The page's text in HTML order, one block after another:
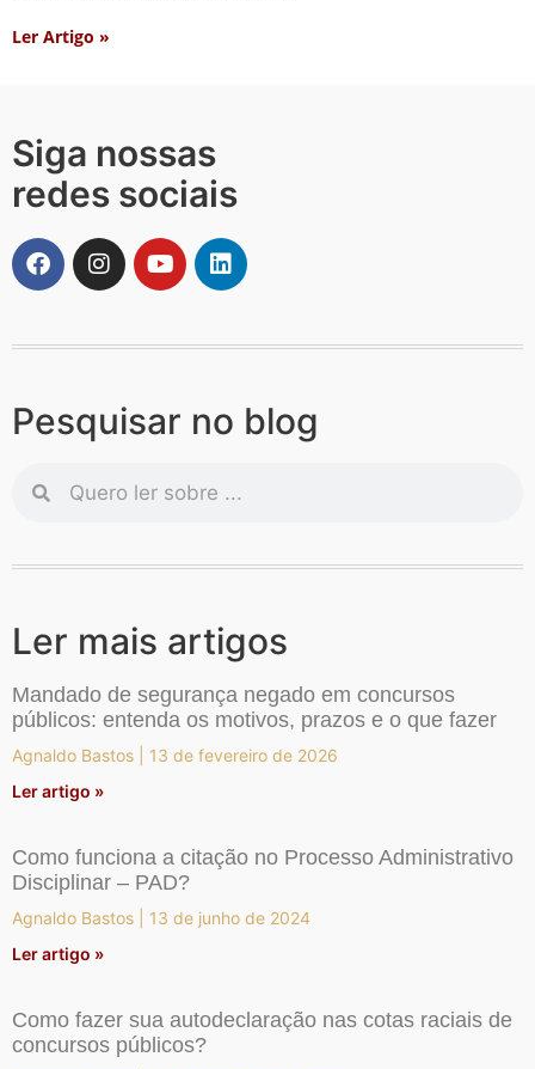
Ler Artigo »
Siga nossas
redes sociais
Pesquisar no blog
Ler mais artigos
Mandado de segurança negado em concursos
públicos: entenda os motivos, prazos e o que fazer
Agnaldo Bastos
13 de fevereiro de 2026
Ler artigo »
Como funciona a citação no Processo Administrativo
Disciplinar – PAD?
Agnaldo Bastos
13 de junho de 2024
Ler artigo »
Como fazer sua autodeclaração nas cotas raciais de
concursos públicos?